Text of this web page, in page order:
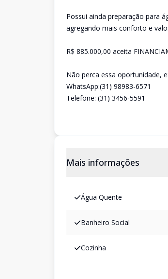
Possui ainda preparação para
agregando mais conforto e
R$ 885.000,00 aceita
Não perca essa oportunidade,
WhatsApp:(31) 98983-6571
Telefone: (31) 3456-5591
Mais informações
Água Quente
Banheiro Social
Cozinha